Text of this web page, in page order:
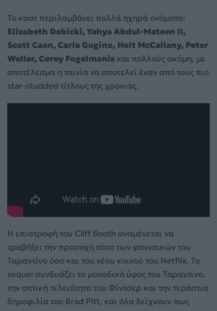
Το καστ περιλαμβάνει πολλά ηχηρά ονόματα:
Elizabeth Debicki, Yahya Abdul-Mateen II,
Scott Caan, Carla Gugino, Holt McCallany, Peter
Weller, Corey Fogelmanis και πολλούς ακόμη, με
αποτέλεσμα η ταινία να αποτελεί έναν από τους πιο
star-studded τίτλους της χρονιάς.
Η επιστροφή του Cliff Booth αναμένεται να
τραβήξει την προσοχή τόσο των φανατικών του
Ταραντίνο όσο και του νέου κοινού του Netflix. Το
sequel συνδυάζει το μοναδικό ύφος του Ταραντίνο,
την οπτική τελειότητα του Φίντσερ και την τεράστια
δημοφιλία του Brad Pitt, και όλα δείχνουν πως